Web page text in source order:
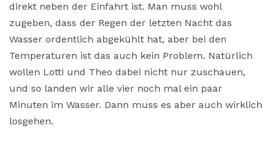
direkt neben der Einfahrt ist. Man muss wohl
zugeben, dass der Regen der letzten Nacht das
Wasser ordentlich abgekühlt hat, aber bei den
Temperaturen ist das auch kein Problem. Natürlich
wollen Lotti und Theo dabei nicht nur zuschauen,
und so landen wir alle vier noch mal ein paar
Minuten im Wasser. Dann muss es aber auch wirklich
losgehen.